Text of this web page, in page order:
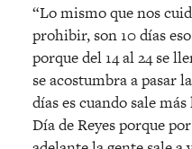
“Lo mismo que nos
prohibir, son 10 días
porque del 14 al 24 se
se acostumbra a pasar
días es cuando sale
Día de Reyes porque